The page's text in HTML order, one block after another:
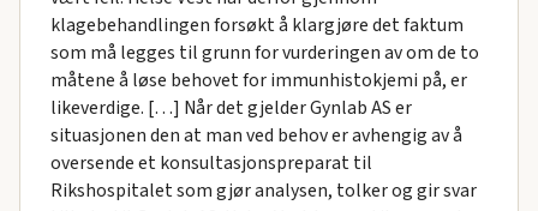
klagebehandlingen forsøkt å klargjøre det faktum
som må legges til grunn for vurderingen av om de to
måtene å løse behovet for immunhistokjemi på, er
likeverdige. […] Når det gjelder Gynlab AS er
situasjonen den at man ved behov er avhengig av å
oversende et konsultasjonspreparat til
Rikshospitalet som gjør analysen, tolker og gir svar